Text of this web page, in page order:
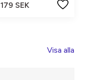
179 SEK
Visa alla